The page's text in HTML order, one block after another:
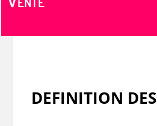
DEFINITION